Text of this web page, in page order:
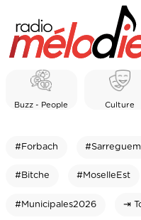
Buzz - People Culture
#Forbach
#Bitche #MoselleEst
#Municipales2026 ⇥